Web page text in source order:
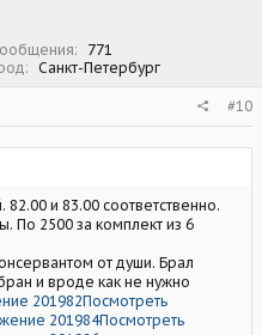
771
Санкт-Петербург
#10
и 83.00 соответственно.
По 2500 за комплект из 6
от души. Брал
и вроде как не нужно
201982Посмотреть
201984Посмотреть